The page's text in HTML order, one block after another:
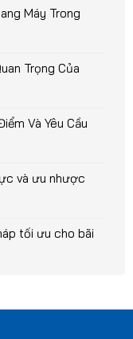
Máy Trong
Trọng Của
Và Yêu Cầu
và ưu nhược
tối ưu cho bãi